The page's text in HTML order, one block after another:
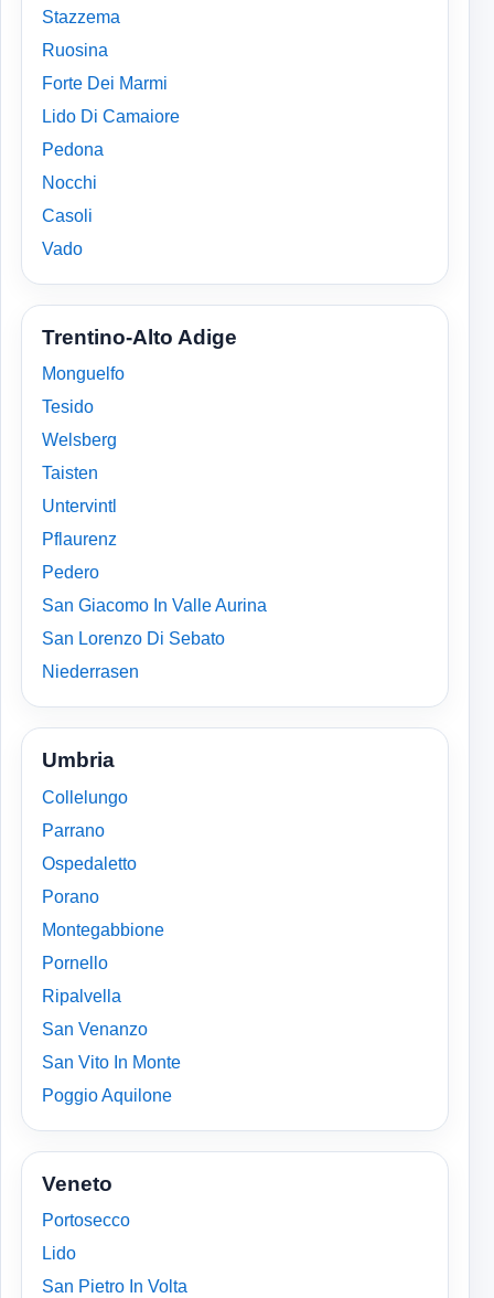
Stazzema
Ruosina
Forte Dei Marmi
Lido Di Camaiore
Pedona
Nocchi
Casoli
Vado
Trentino-Alto Adige
Monguelfo
Tesido
Welsberg
Taisten
Untervintl
Pflaurenz
Pedero
San Giacomo In Valle Aurina
San Lorenzo Di Sebato
Niederrasen
Umbria
Collelungo
Parrano
Ospedaletto
Porano
Montegabbione
Pornello
Ripalvella
San Venanzo
San Vito In Monte
Poggio Aquilone
Veneto
Portosecco
Lido
San Pietro In Volta